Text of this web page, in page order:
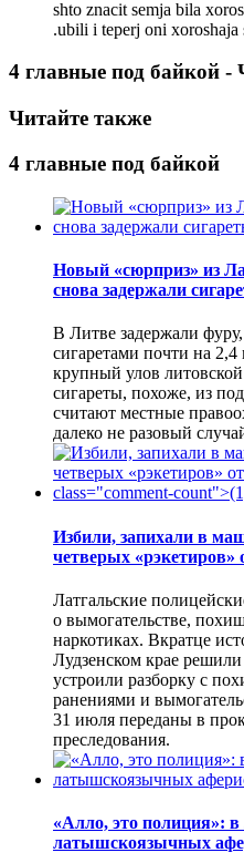
shto znacit semja bila
.ubili i teperj oni xoroshaja
4 главные под байкой -
Читайте также
4 главные под байкой
Новый «сюрприз» из
снова задержали
В Литве задержали
сигаретами почти на
крупный улов
сигареты, похоже, из
считают местные
далеко не разовый
Избили, запихали в
четверых «рэкетиров»
Латгальские
о вымогательстве,
наркотиках. Вкратце
Лудзенском крае
устроили разборку с
ранениями и
31 июля переданы в
преследования.
«Алло, это полиция»: в
латышскоязычных